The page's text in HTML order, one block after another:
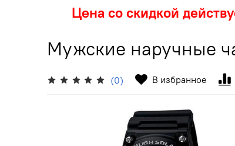
Цена со скидкой
Мужские наручные
(0) В избранное